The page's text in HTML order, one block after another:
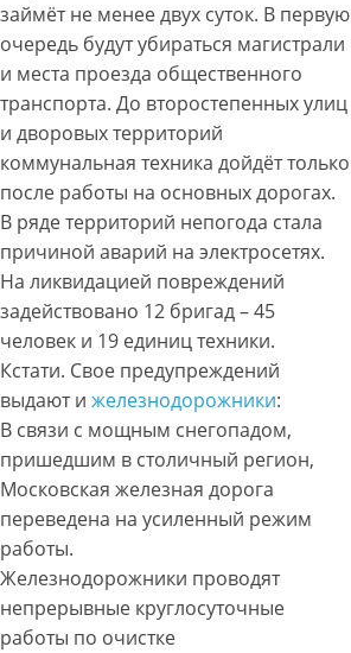
займёт не менее двух суток. В первую
очередь будут убираться магистрали
и места проезда общественного
транспорта. До второстепенных улиц
и дворовых территорий
коммунальная техника дойдёт только
после работы на основных дорогах.
В ряде территорий непогода стала
причиной аварий на электросетях.
На ликвидацией повреждений
задействовано 12 бригад – 45
человек и 19 единиц техники.
Кстати. Свое предупреждений
выдают и железнодорожники:
В связи с мощным снегопадом,
пришедшим в столичный регион,
Московская железная дорога
переведена на усиленный режим
работы.
Железнодорожники проводят
непрерывные круглосуточные
работы по очистке